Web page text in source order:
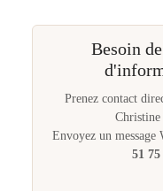
Besoin
Prenez contact
Christine
Envoyez un
51 75